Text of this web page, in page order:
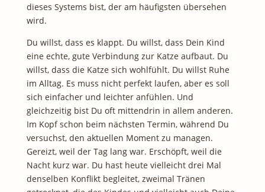
dieses Systems bist, der am häufigsten übersehen
wird.
Du willst, dass es klappt. Du willst, dass Dein Kind
eine echte, gute Verbindung zur Katze aufbaut. Du
willst, dass die Katze sich wohlfühlt. Du willst Ruhe
im Alltag. Es muss nicht perfekt laufen, aber es soll
sich einfacher und leichter anfühlen. Und
gleichzeitig bist Du oft mittendrin in allem anderen.
Im Kopf schon beim nächsten Termin, während Du
versuchst, den aktuellen Moment zu managen.
Gereizt, weil der Tag lang war. Erschöpft, weil die
Nacht kurz war. Du hast heute vielleicht drei Mal
denselben Konflikt begleitet, zweimal Tränen